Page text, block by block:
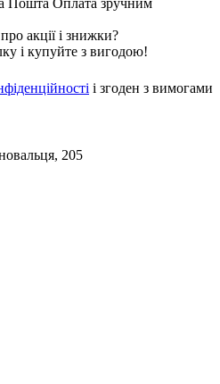
Пошта Оплата зручним
акції і знижки?
і купуйте з вигодою!
і згоден з вимогами
205